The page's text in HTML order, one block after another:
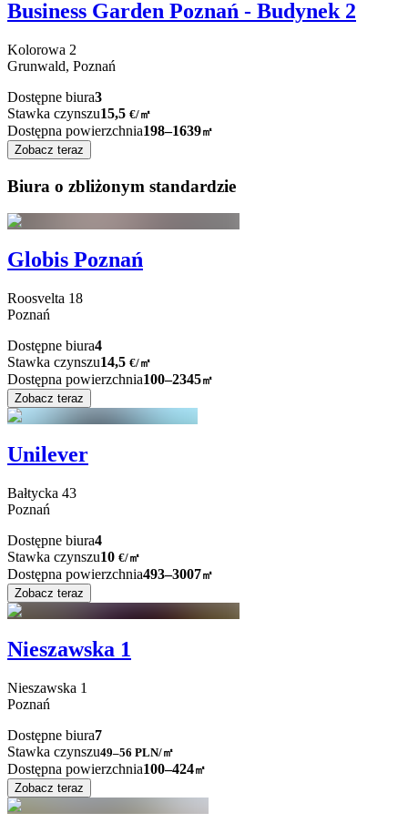
Business Garden Poznań - Budynek 2
Kolorowa 2
Grunwald, Poznań
Dostępne biura3
Stawka czynszu15,5 €/㎡
Dostępna powierzchnia198–1639㎡
Zobacz teraz
Biura o zbliżonym standardzie
Globis Poznań
Roosvelta 18
Poznań
Dostępne biura4
Stawka czynszu14,5 €/㎡
Dostępna powierzchnia100–2345㎡
Zobacz teraz
Unilever
Bałtycka 43
Poznań
Dostępne biura4
Stawka czynszu10 €/㎡
Dostępna powierzchnia493–3007㎡
Zobacz teraz
Nieszawska 1
Nieszawska 1
Poznań
Dostępne biura7
Stawka czynszu49–56 PLN/㎡
Dostępna powierzchnia100–424㎡
Zobacz teraz